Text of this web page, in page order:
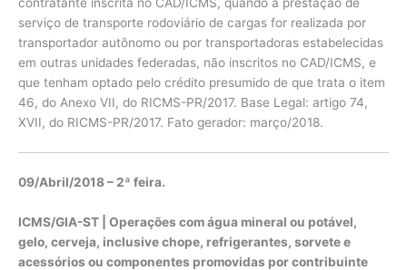
contratante inscrita no CAD/ICMS, quando a prestação de
serviço de transporte rodoviário de cargas for realizada por
transportador autônomo ou por transportadoras estabelecidas
em outras unidades federadas, não inscritos no CAD/ICMS, e
que tenham optado pelo crédito presumido de que trata o item
46, do Anexo VII, do RICMS-PR/2017. Base Legal: artigo 74,
XVII, do RICMS-PR/2017. Fato gerador: março/2018.
09/Abril/2018 – 2ª feira.
ICMS/GIA-ST | Operações com água mineral ou potável,
gelo, cerveja, inclusive chope, refrigerantes, sorvete e
acessórios ou componentes promovidas por contribuinte